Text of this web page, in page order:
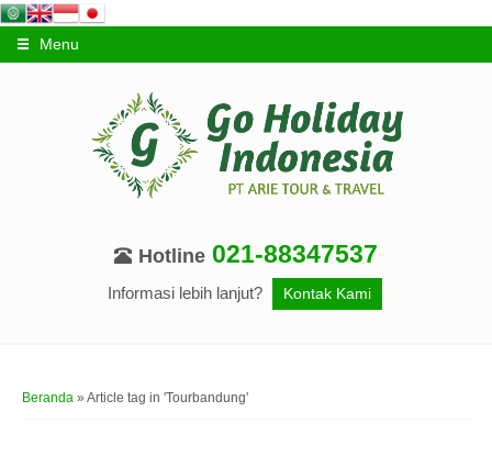
Menu
Hotline 021-88347537
Informasi lebih lanjut? Kontak Kami
Beranda » Article tag in 'Tourbandung'